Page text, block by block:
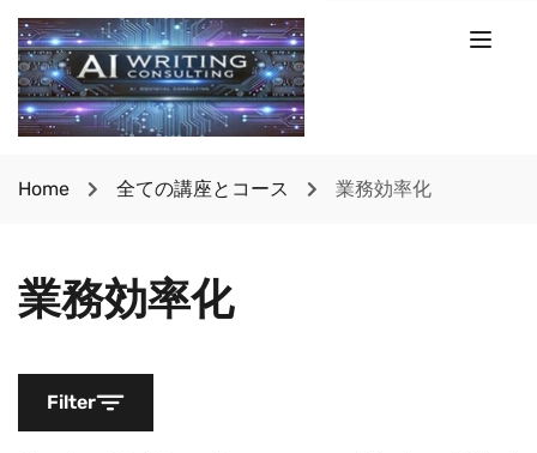
Home 全ての講座とコース 業務効率化
業務効率化
Filter